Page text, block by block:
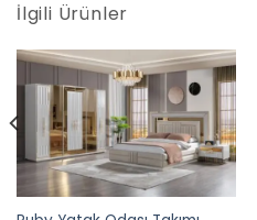
İlgili Ürünler